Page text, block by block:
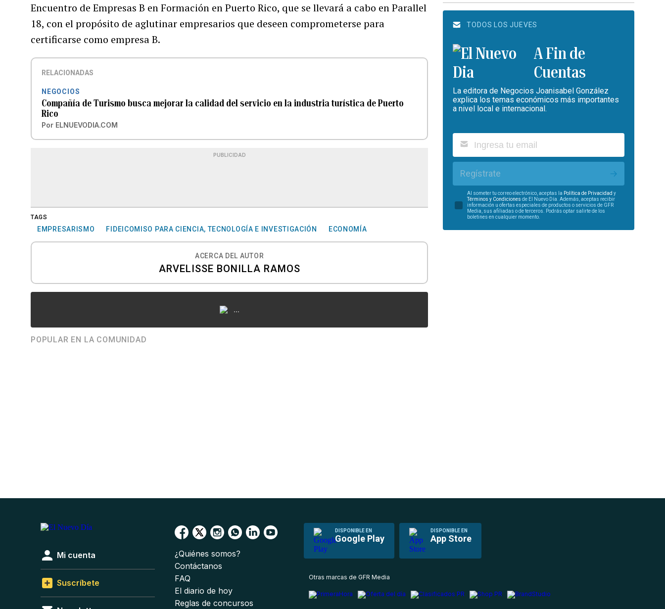
Encuentro de Empresas B en Formación en Puerto Rico, que se llevará a cabo en Parallel
18, con el propósito de aglutinar empresarios que deseen comprometerse para
certificarse como empresa B.
RELACIONADAS
NEGOCIOS
Compañía de Turismo busca mejorar la calidad del servicio en la industria turística de Puerto
Rico
Por ELNUEVODIA.COM
PUBLICIDAD
TAGS
EMPRESARISMO FIDEICOMISO PARA CIENCIA, TECNOLOGÍA E INVESTIGACIÓN ECONOMÍA
ACERCA DEL AUTOR
ARVELISSE BONILLA RAMOS
...
POPULAR EN LA COMUNIDAD
TODOS LOS JUEVES
A Fin de
Cuentas
La editora de Negocios Joanisabel González
explica los temas económicos más importantes
a nivel local e internacional.
Regístrate
Al someter tu correo electrónico, aceptas la Política de Privacidad y
Términos y Condiciones de El Nuevo Día. Además, aceptas recibir
información u ofertas especiales de productos o servicios de GFR
Media, sus afiliadas o de terceros. Podrás optar salirte de los
boletines en cualquier momento.
DISPONIBLE EN
Google Play
DISPONIBLE EN
App Store
Mi cuenta
Suscríbete
¿Quiénes somos?
Contáctanos
FAQ
El diario de hoy
Reglas de concursos
Otras marcas de GFR Media